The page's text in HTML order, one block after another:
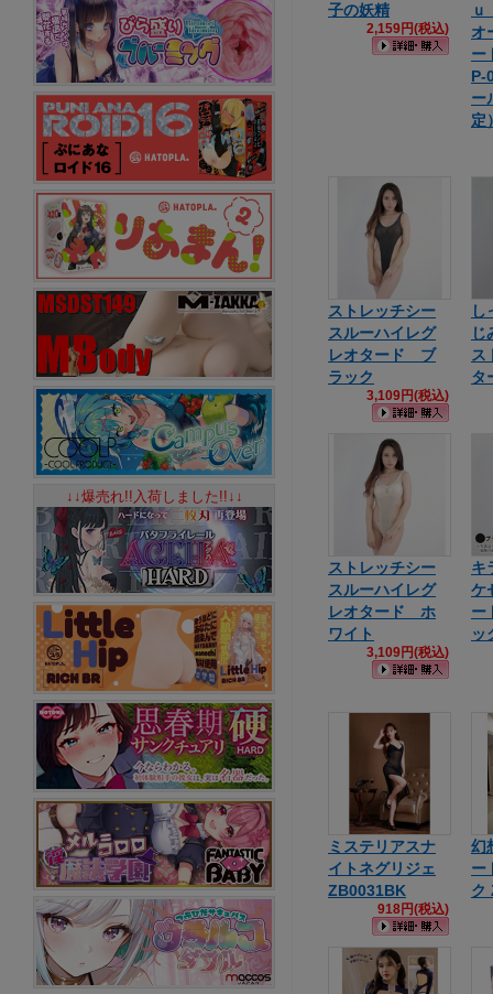
子の妖精
2,159円(税込)
オ
ー
P-
ー
定
ストレッチシー
スルーハイレグ
レオタード ブ
ラック
3,109円(税込)
し
じ
ス
タ
ストレッチシー
スルーハイレグ
レオタード ホ
ワイト
3,109円(税込)
キ
ケ
ー
ッ
ミステリアスナ
イトネグリジェ
ZB0031BK
918円(税込)
幻
ー
ク
↓↓爆売れ!!入荷しました!!↓↓